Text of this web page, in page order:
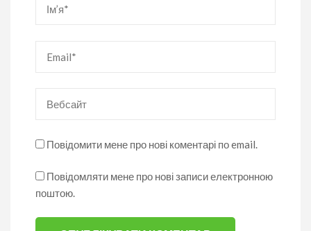
Повідомити мене про нові коментарі по email.
Повідомляти мене про нові записи електронною
поштою.